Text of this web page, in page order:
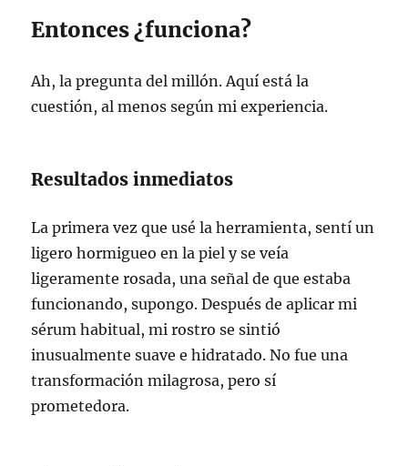
Entonces ¿funciona?
Ah, la pregunta del millón. Aquí está la
cuestión, al menos según mi experiencia.
Resultados inmediatos
La primera vez que usé la herramienta, sentí un
ligero hormigueo en la piel y se veía
ligeramente rosada, una señal de que estaba
funcionando, supongo. Después de aplicar mi
sérum habitual, mi rostro se sintió
inusualmente suave e hidratado. No fue una
transformación milagrosa, pero sí
prometedora.